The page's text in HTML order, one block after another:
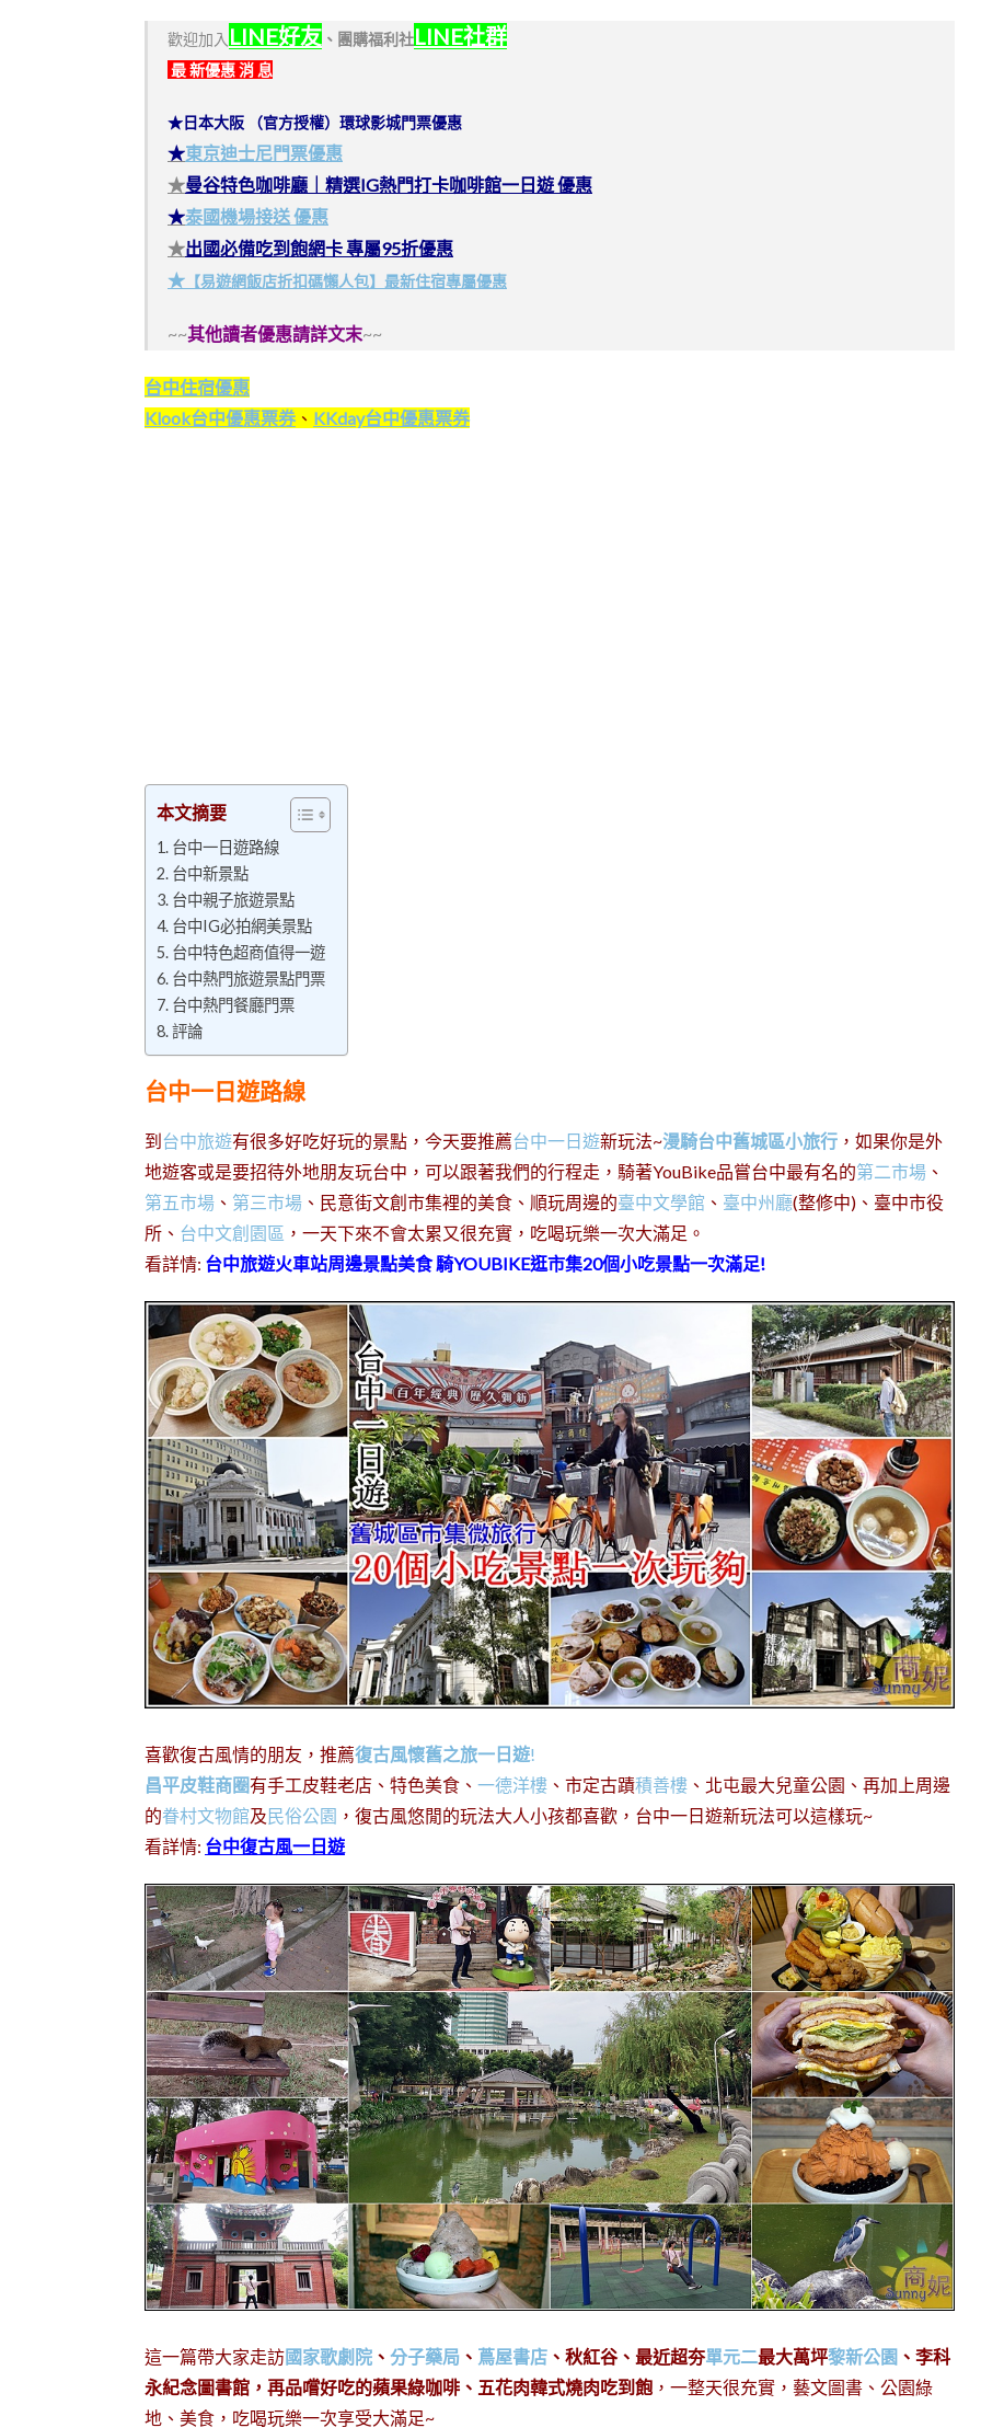
歡迎加入 LINE好友 、 團購福利社LINE社群
最 新優惠 消 息
★日本大阪 （官方授權）環球影城門票優惠
★東京迪士尼門票優惠
★曼谷特色咖啡廳｜精選IG熱門打卡咖啡館一日遊 優惠
★泰國機場接送 優惠
★出國必備吃到飽網卡 專屬95折優惠
★ 【易遊網飯店折扣碼懶人包】最新住宿專屬優惠
~~其他讀者優惠請詳文末~~
台中住宿優惠
Klook台中優惠票券、 KKday台中優惠票券
本文摘要
台中一日遊路線
台中新景點
台中親子旅遊景點
台中IG必拍網美景點
台中特色超商值得一遊
台中熱門旅遊景點門票
台中熱門餐廳門票
評論
台中一日遊路線
到台中旅遊有很多好吃好玩的景點，今天要推薦台中一日遊新玩法~漫騎台中舊城區小旅行 ，如果你是外
地遊客或是要招待外地朋友玩台中，可以跟著我們的行程走，騎著YouBike品嘗台中最有名的第二市場 、
第五市場 、 第三市場 、民意街文創市集裡的美食、順玩周邊的臺中文學館 、 臺中州廳(整修中)、臺中市役
所、 台中文創園區 ，一天下來不會太累又很充實，吃喝玩樂一次大滿足。
看詳情: 台中旅遊火車站周邊景點美食 騎YOUBIKE逛市集20個小吃景點一次滿足!
喜歡復古風情的朋友，推薦復古風懷舊之旅一日遊!
昌平皮鞋商圈有手工皮鞋老店、特色美食、 一德洋樓 、市定古蹟積善樓 、北屯最大兒童公園、再加上周邊
的眷村文物館及民俗公園 ，復古風悠閒的玩法大人小孩都喜歡，台中一日遊新玩法可以這樣玩~
看詳情: 台中復古風一日遊
這一篇帶大家走訪國家歌劇院 、 分子藥局 、 蔦屋書店 、秋紅谷、最近超夯單元二最大萬坪黎新公園 、李科
永紀念圖書館，再品嚐好吃的蘋果綠咖啡、五花肉韓式燒肉吃到飽 ，一整天很充實，藝文圖書、公園綠
地、美食，吃喝玩樂一次享受大滿足~